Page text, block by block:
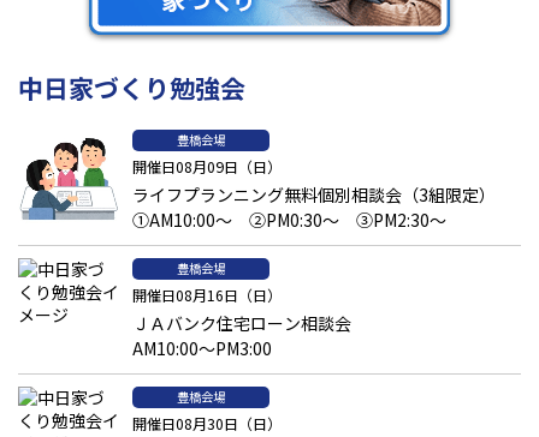
中日家づくり勉強会
豊橋会場
開催日08月09日（日）
ライフプランニング無料個別相談会（3組限定）
①AM10:00～ ②PM0:30～ ③PM2:30～
豊橋会場
開催日08月16日（日）
ＪＡバンク住宅ローン相談会
AM10:00～PM3:00
豊橋会場
開催日08月30日（日）